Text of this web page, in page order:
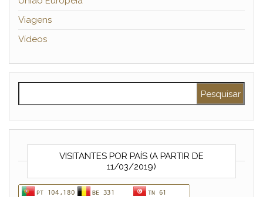
Viagens
Vídeos
VISITANTES POR PAÍS (A PARTIR DE
11/03/2019)